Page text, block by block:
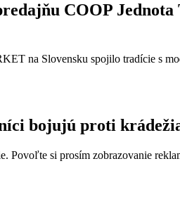
COOP
na Slovensku spojilo tradície s
bojujú proti
si prosím zobrazovanie